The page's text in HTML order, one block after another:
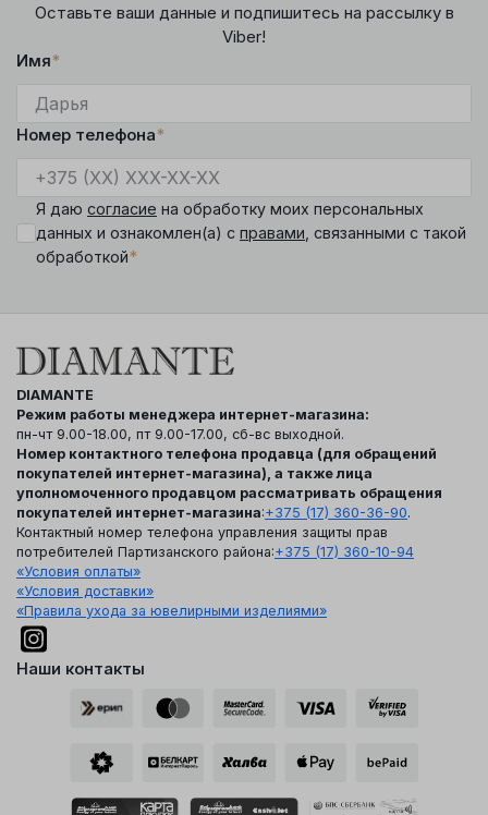
Оставьте ваши данные и подпишитесь на рассылку в
Viber!
Имя*
Номер телефона*
Я даю согласие на обработку моих персональных
данных и ознакомлен(а) с правами , связанными с такой
обработкой*
DIAMANTE
Режим работы менеджера интернет-магазина:
пн-чт 9.00-18.00, пт 9.00-17.00, сб-вс выходной.
Номер контактного телефона продавца (для обращений
покупателей интернет-магазина), а также лица
уполномоченного продавцом рассматривать обращения
покупателей интернет-магазина:+375 (17) 360-36-90.
Контактный номер телефона управления защиты прав
потребителей Партизанского района:+375 (17) 360-10-94
«Условия оплаты»
«Условия доставки»
«Правила ухода за ювелирными изделиями»
Наши контакты